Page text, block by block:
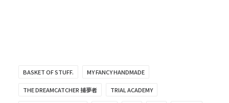
BASKET OF STUFF. MY FANCY HANDMADE
THE DREAMCATCHER 捕夢者 TRIAL ACADEMY